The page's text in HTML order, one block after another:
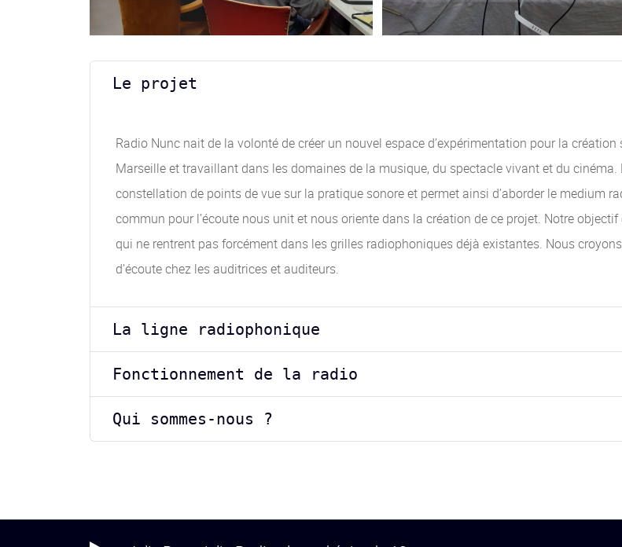
Le projet
Radio Nunc nait de la volonté de créer un nouvel espace d’expérimentation pour la
Marseille et travaillant dans les domaines de la musique, du spectacle vivant et du cinéma.
constellation de points de vue sur la pratique sonore et permet ainsi d’aborder le medium
commun pour l’écoute nous unit et nous oriente dans la création de ce projet. Notre
qui ne rentrent pas forcément dans les grilles radiophoniques déjà existantes. Nous
d’écoute chez les auditrices et auditeurs.
La ligne radiophonique
Fonctionnement de la radio
Qui sommes-nous ?